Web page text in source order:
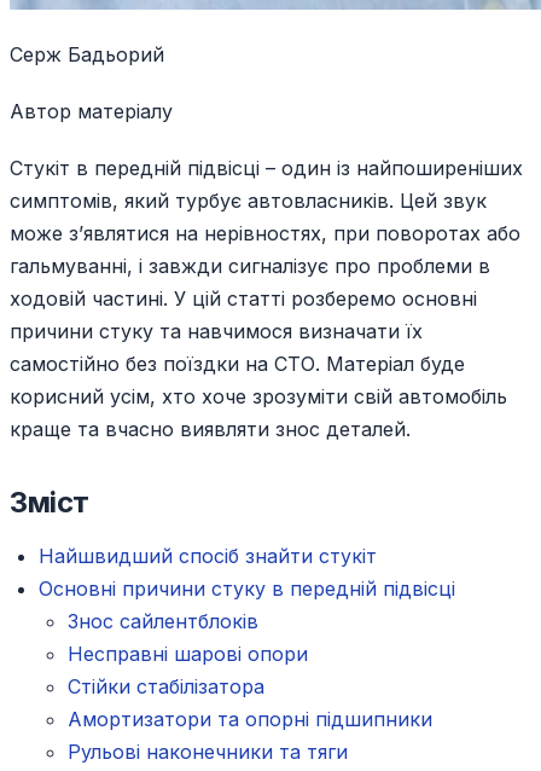
Серж Бадьорий
Автор матеріалу
Стукіт в передній підвісці – один із найпоширеніших
симптомів, який турбує автовласників. Цей звук
може з’являтися на нерівностях, при поворотах або
гальмуванні, і завжди сигналізує про проблеми в
ходовій частині. У цій статті розберемо основні
причини стуку та навчимося визначати їх
самостійно без поїздки на СТО. Матеріал буде
корисний усім, хто хоче зрозуміти свій автомобіль
краще та вчасно виявляти знос деталей.
Зміст
Найшвидший спосіб знайти стукіт
Основні причини стуку в передній підвісці
Знос сайлентблоків
Несправні шарові опори
Стійки стабілізатора
Амортизатори та опорні підшипники
Рульові наконечники та тяги